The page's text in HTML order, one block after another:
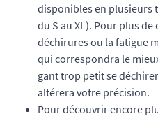
disponibles en plusieurs
du S au XL). Pour plus
déchirures ou la fatigue
qui correspondra le
gant trop petit se
altérera votre précision.
Pour découvrir encore